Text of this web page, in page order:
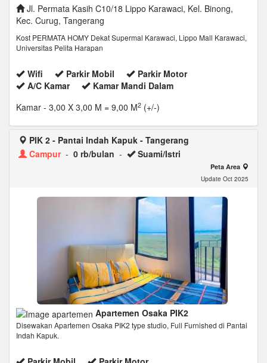
Jl. Permata Kasih C10/18 Lippo Karawaci, Kel. Binong,
Kec. Curug, Tangerang
Kost PERMATA HOMY Dekat Supermal Karawaci, Lippo Mall Karawaci,
Universitas Pelita Harapan
Wifi Parkir Mobil
Parkir Motor
A/C Kamar
Kamar Mandi Dalam
Kamar - 3,00 X 3,00 M = 9,00 M2 (+/-)
PIK 2 - Pantai Indah Kapuk - Tangerang
Campur- 0 rb/bulan - Suami/Istri
Peta Area
Update Oct 2025
Apartemen Osaka PIK2
Disewakan Apartemen Osaka PIK2 type studio, Full Furnished di Pantai
Indah Kapuk.